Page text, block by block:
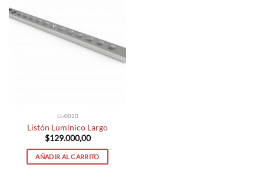
LL-0020
Listón Lumínico Largo
$129.000,00
AÑADIR AL CARRITO